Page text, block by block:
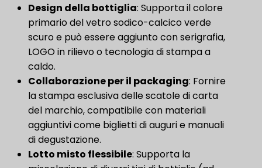
Design della bottiglia: Supporta il colore
primario del vetro sodico-calcico verde
scuro e può essere aggiunto con serigrafia,
LOGO in rilievo o tecnologia di stampa a
caldo.
Collaborazione per il packaging: Fornire
la stampa esclusiva delle scatole di carta
del marchio, compatibile con materiali
aggiuntivi come biglietti di auguri e manuali
di degustazione.
Lotto misto flessibile​: Supporta la